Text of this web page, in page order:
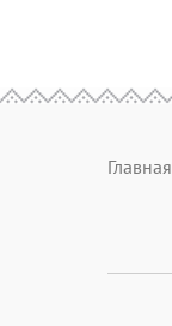
Главная